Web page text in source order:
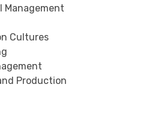
Management
Cultures
Production